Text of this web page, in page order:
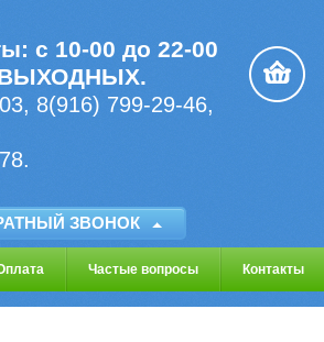
с 10-00 до 22-00
8(916) 799-29-46,
ЗВОНОК
Частые вопросы Контакты